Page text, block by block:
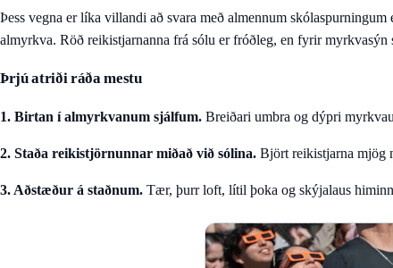
Þess vegna er líka villandi að svara með almennum skólaspurningum
almyrkva. Röð reikistjarnanna frá sólu er fróðleg, en fyrir
Þrjú atriði ráða mestu
1. Birtan í almyrkvanum sjálfum. Breiðari umbra og dýpri
2. Staða reikistjörnunnar miðað við sólina. Björt reikistjarna mjög
3. Aðstæður á staðnum. Tær, þurr loft, lítil þoka og skýjalaus